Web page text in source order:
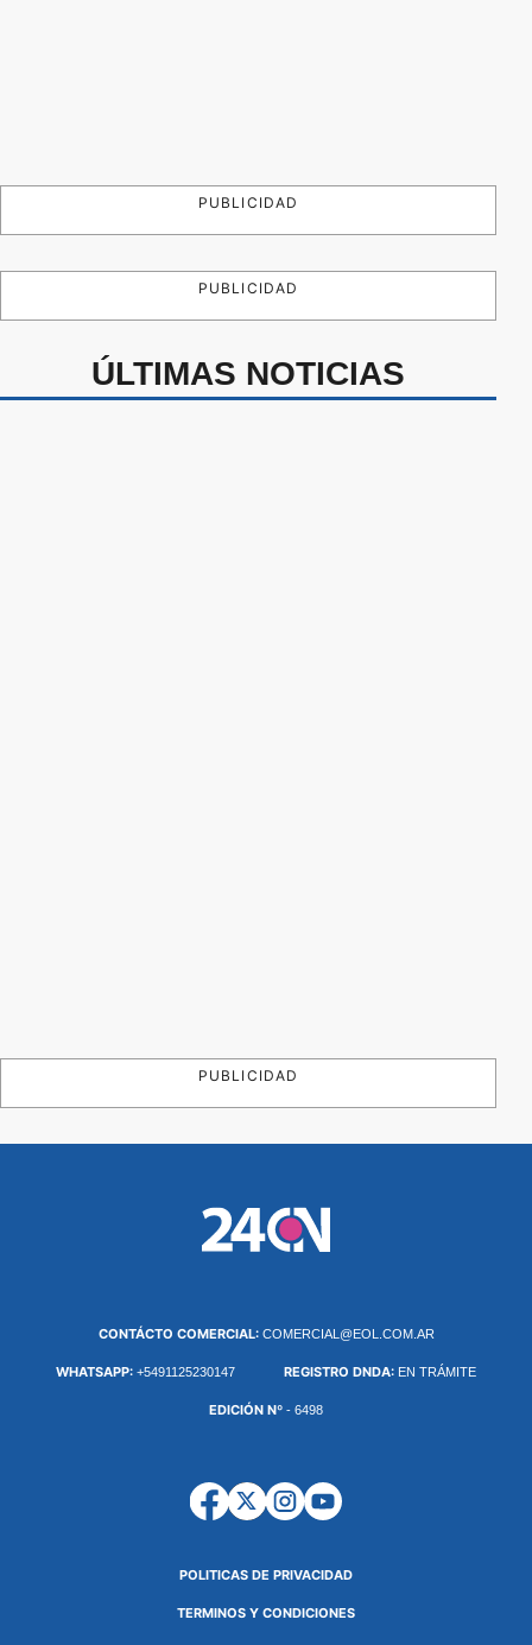
PUBLICIDAD
PUBLICIDAD
ÚLTIMAS NOTICIAS
PUBLICIDAD
CONTÁCTO COMERCIAL: COMERCIAL@EOL.COM.AR
WHATSAPP: +5491125230147 REGISTRO DNDA: EN TRÁMITE
EDICIÓN Nº - 6498
POLITICAS DE PRIVACIDAD
TERMINOS Y CONDICIONES